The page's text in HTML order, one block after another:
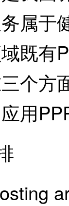
属于
既有
个方
用